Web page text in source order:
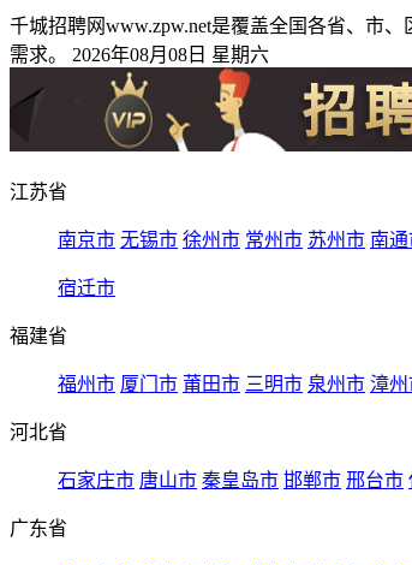
千城招聘网www.zpw.net是覆盖全国各省、市
需求。 2026年08月08日 星期六
江苏省
南京市 无锡市 徐州市 常州市 苏州市 南
宿迁市
福建省
福州市 厦门市 莆田市 三明市 泉州市 漳
河北省
石家庄市 唐山市 秦皇岛市 邯郸市 邢台市
广东省